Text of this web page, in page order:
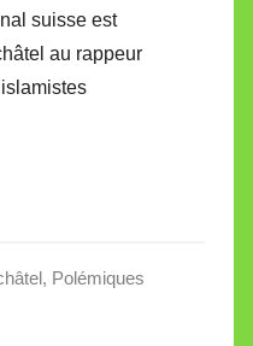
suisse est
au rappeur
, Polémiques